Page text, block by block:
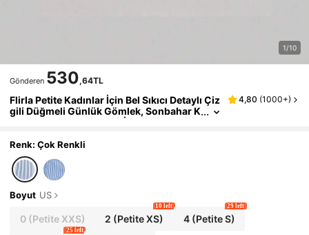
1/10
Gönderen 530,64TL
Flirla Petite Kadınlar İçin Bel Sıkıcı Detaylı Çiz
gili Düğmeli Günlük Gömlek, Sonbahar K
umaşı, Minyon Kadınlar İçin
4,80 (1000+)
Renk: Çok Renkli
Boyut US
0(Petite XXS) 2 (Petite XS)
10 left
4(Petite S)
29 left
25 left